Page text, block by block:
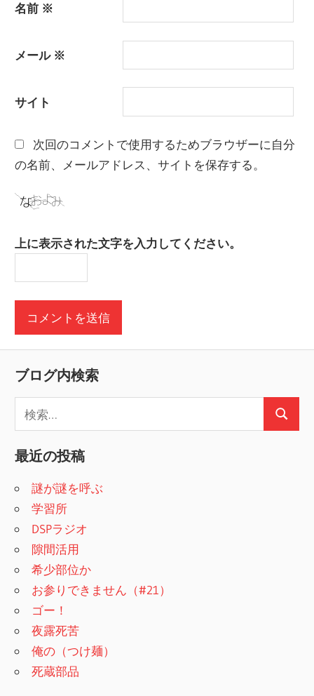
名前 ※
メール ※
サイト
次回のコメントで使用するためブラウザーに自分
の名前、メールアドレス、サイトを保存する。
上に表示された文字を入力してください。
ブログ内検索
検
索
:
検
最近の投稿
謎が謎を呼ぶ
学習所
DSPラジオ
隙間活用
希少部位か
お参りできません（#21）
ゴー！
夜露死苦
俺の（つけ麺）
死蔵部品